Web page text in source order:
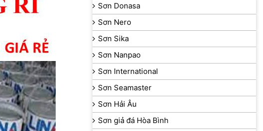
Sơn Donasa
Sơn Nero
Sơn Sika
Sơn Nanpao
Sơn International
Sơn Seamaster
Sơn Hải Âu
Sơn giả đá Hòa Bình